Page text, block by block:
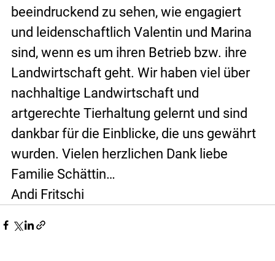
beeindruckend zu sehen, wie engagiert
und leidenschaftlich Valentin und Marina
sind, wenn es um ihren Betrieb bzw. ihre
Landwirtschaft geht. Wir haben viel über
nachhaltige Landwirtschaft und
artgerechte Tierhaltung gelernt und sind
dankbar für die Einblicke, die uns gewährt
wurden. Vielen herzlichen Dank liebe
Familie Schättin…
Andi Fritschi